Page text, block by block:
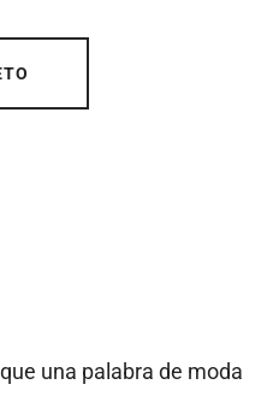
una palabra de moda